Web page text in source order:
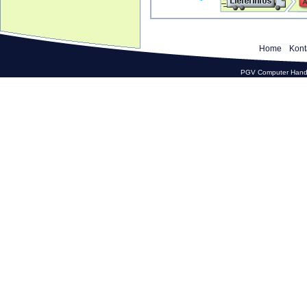
Home
PGV Computer